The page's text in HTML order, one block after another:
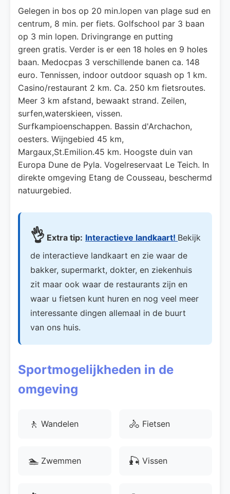
Gelegen in bos op 20 min.lopen van plage sud en
centrum, 8 min. per fiets. Golfschool par 3 baan
op 3 min lopen. Drivingrange en putting
green gratis. Verder is er een 18 holes en 9 holes
baan. Medocpas 3 verschillende banen ca. 148
euro. Tennissen, indoor outdoor squash op 1 km.
Casino/restaurant 2 km. Ca. 250 km fietsroutes.
Meer 3 km afstand, bewaakt strand. Zeilen,
surfen,waterskieen, vissen.
Surfkampioenschappen. Bassin d'Archachon,
oesters. Wijngebied 45 km,
Margaux,St.Emilion.45 km. Hoogste duin van
Europa Dune de Pyla. Vogelreservaat Le Teich. In
direkte omgeving Etang de Cousseau, beschermd
natuurgebied.
👌 Extra tip: Interactieve landkaart! Bekijk
de interactieve landkaart en zie waar de
bakker, supermarkt, dokter, en ziekenhuis
zit maar ook waar de restaurants zijn en
waar u fietsen kunt huren en nog veel meer
interessante dingen allemaal in de buurt
van ons huis.
Sportmogelijkheden in de
omgeving
🚶 Wandelen 🚴 Fietsen
🏊 Zwemmen 🎣 Vissen